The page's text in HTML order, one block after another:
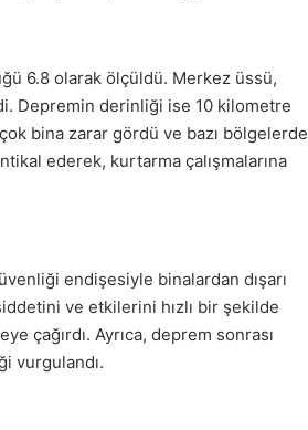
6.8 olarak ölçüldü. Merkez üssü,
Depremin derinliği ise 10 kilometre
bina zarar gördü ve bazı bölgelerde
ederek, kurtarma çalışmalarına
endişesiyle binalardan dışarı
ve etkilerini hızlı bir şekilde
çağırdı. Ayrıca, deprem sonrası
vurgulandı.